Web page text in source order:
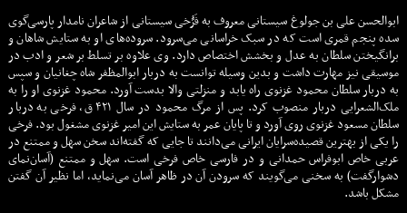
ابوالحسن علی بن جولوغ سیستانی معروف به فَرُّخی سیستانی از شاعران نامدار پارسی‌گوی
سده پنجم قمری است که در سبک خراسانی می‌سرود. سروده‌های او به ستایش شاهان و
برانگیختن سلطان به عدل و بخشش اختصاص دارد. وی علاوه بر تسلط بر شعر و ادب در
موسیقی نیز مهارت داشت و بدین وسیله توانست به دربار ابوالمظفر شاه چغانیان و سپس
به دربار سلطان محمود غزنوی راه یابد و منزلتی والا بدست آورد. محمود غزنوی او را به
ملک‌الشعرایی دربار منصوب کرد. پس از مرگ محمود در سال ۴۲۱ ق، فرخی به دربار
سلطان مسعود غزنوی روی آورد و تا پایان عمر به ستایش این امیر غزنوی مشغول بود. فرخی
را یکی از بهترین قصیده‌سرایان ایرانی می‌دانند تا جایی که گفته‌اند سخن سهل و ممتنع در
عربی خاص ابوفراس حمدانی و در فارسی خاص فرخی است. سهل و ممتنع (آسان‌نمای
دشوارگفت) به سخنی می‌گویند که سرودن آن در ظاهر آسان می‌نماید، اما نظیر آن گفتن
مشکل باشد.